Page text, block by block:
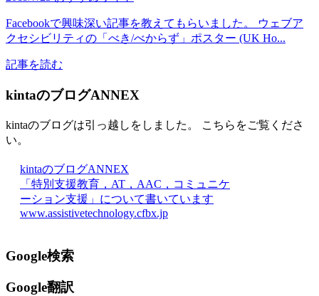
Facebookで興味深い記事を教えてもらいました。 ウェブア
クセシビリティの「べき/べからず」ポスター (UK Ho...
記事を読む
kintaのブログANNEX
kintaのブログは引っ越しをしました。 こちらをご覧くださ
い。
kintaのブログANNEX
「特別支援教育，AT，AAC，コミュニケ
ーション支援」について書いています
www.assistivetechnology.cfbx.jp
Google検索
Google翻訳